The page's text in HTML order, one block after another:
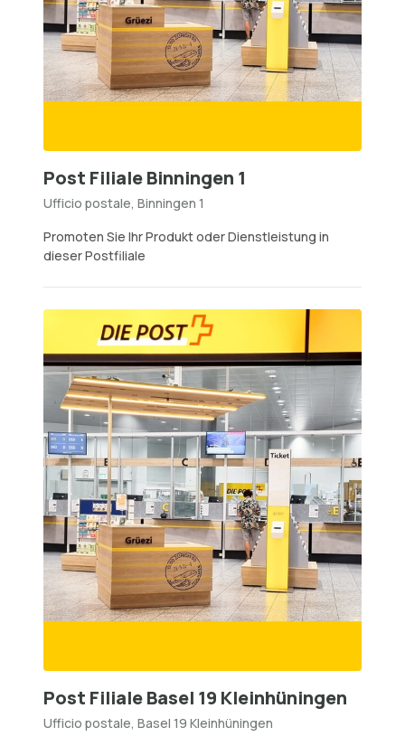
Post Filiale Binningen 1
Ufficio postale, Binningen 1
Promoten Sie Ihr Produkt oder Dienstleistung in
dieser Postfiliale
Post Filiale Basel 19 Kleinhüningen
Ufficio postale, Basel 19 Kleinhüningen